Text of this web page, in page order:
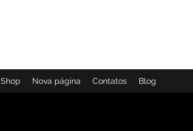
Shop Nova página Contatos Blog